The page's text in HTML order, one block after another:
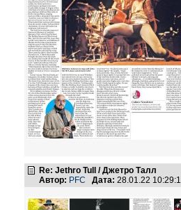
Re: Jethro Tull / Джетро Талл
Автор: PFC Дата: 28.01.22